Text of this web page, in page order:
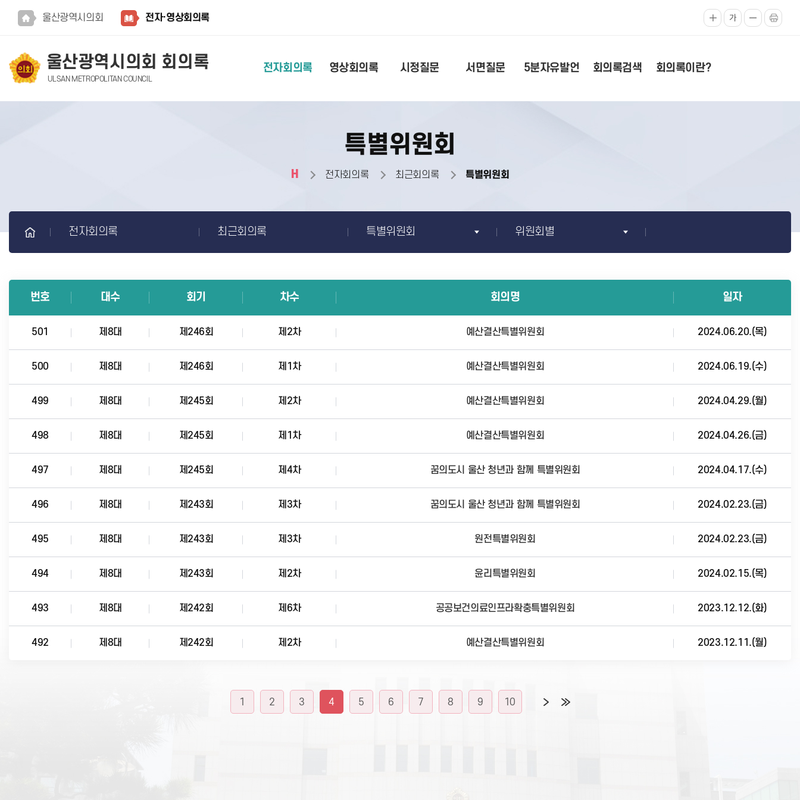
울산광역시의회
전자·영상회의록 가
울산광역시의회 회의록
ULSAN METROPOLITAN COUNCIL
전자회의록 영상회의록 시정질문 서면질문 5분자유발언 회의록검색 회의록이란?
특별위원회
H 전자회의록 최근회의록 특별위원회
전자회의록 최근회의록 특별위원회 위원회별
번호 대수 회기 차수 회의명 일자
501 제8대 제246회 제2차 예산결산특별위원회 2024.06.20.(목)
500 제8대 제246회 제1차 예산결산특별위원회 2024.06.19.(수)
499 제8대 제245회 제2차 예산결산특별위원회 2024.04.29.(월)
498 제8대 제245회 제1차 예산결산특별위원회 2024.04.26.(금)
497 제8대 제245회 제4차 꿈의도시 울산 청년과 함께 특별위원회 2024.04.17.(수)
496 제8대 제243회 제3차 꿈의도시 울산 청년과 함께 특별위원회 2024.02.23.(금)
495 제8대 제243회 제3차 원전특별위원회 2024.02.23.(금)
494 제8대 제243회 제2차 윤리특별위원회 2024.02.15.(목)
493 제8대 제242회 제6차 공공보건의료인프라확충특별위원회 2023.12.12.(화)
492 제8대 제242회 제2차 예산결산특별위원회 2023.12.11.(월)
1 2 3 4 5 6 7 8 9 10